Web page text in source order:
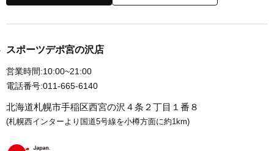
スポーツデポ宮の沢店
営業時間:10:00~21:00
電話番号:011-665-6140
北海道札幌市手稲区西宮の沢４条２丁目１番８
(札幌西インターより国道5号線を小樽方面に約1km)